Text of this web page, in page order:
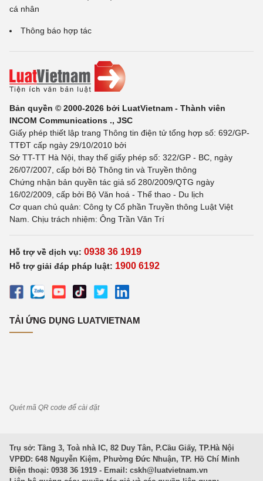
cá nhân
Thông báo hợp tác
Bản quyền © 2000-2026 bởi LuatVietnam - Thành viên
INCOM Communications ., JSC
Giấy phép thiết lập trang Thông tin điện tử tổng hợp số: 692/GP-
TTĐT cấp ngày 29/10/2010 bởi
Sở TT-TT Hà Nội, thay thế giấy phép số: 322/GP - BC, ngày
26/07/2007, cấp bởi Bộ Thông tin và Truyền thông
Chứng nhận bản quyền tác giả số 280/2009/QTG ngày
16/02/2009, cấp bởi Bộ Văn hoá - Thể thao - Du lịch
Cơ quan chủ quản: Công ty Cổ phần Truyền thông Luật Việt
Nam. Chịu trách nhiệm: Ông Trần Văn Trí
Hỗ trợ về dịch vụ: 0938 36 1919
Hỗ trợ giải đáp pháp luật: 1900 6192
TẢI ỨNG DỤNG LUATVIETNAM
Quét mã QR code để cài đặt
Trụ sở: Tầng 3, Toà nhà IC, 82 Duy Tân, P.Cầu Giấy, TP.Hà Nội
VPĐD: 648 Nguyễn Kiệm, Phường Đức Nhuận, TP. Hồ Chí Minh
Điện thoại: 0938 36 1919 - Email: cskh@luatvietnam.vn